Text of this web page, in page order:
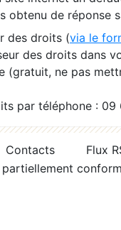
obtenu de réponse
des droits (via le
des droits dans
(gratuit, ne pas
par téléphone :
Contacts
Flux